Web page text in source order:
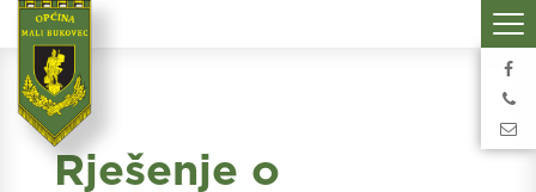
Rješenje o